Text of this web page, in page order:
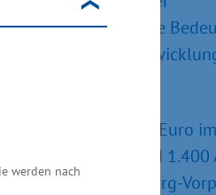
werden nach
Messe spiegelt die
touristischen
auf 494 Millionen Euro
Insgesamt sind
Mecklenburg-